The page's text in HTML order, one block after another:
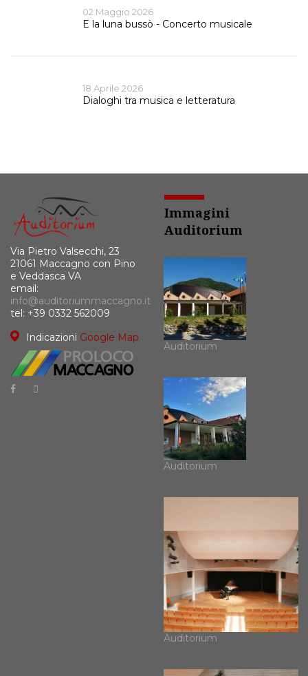
02 Maggio 2026
E la luna bussò - Concerto musicale
18 Aprile 2026
Dialoghi tra musica e letteratura
Via Pietro Valsecchi, 23
21061 Maccagno con Pino
e Veddasca VA
email:
info@auditoriummaccagno.it
tel: +39 0332 562009
Indicazioni Google Map
Immagini
Auditorium
Auditorium
Auditorium
Auditorium